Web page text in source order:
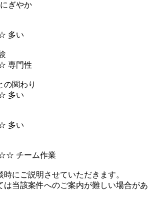
やか
多い
門性
の関わり
多い
多い
チーム作業
にご説明させていただきます。
は当該案件へのご案内が難しい場合があ